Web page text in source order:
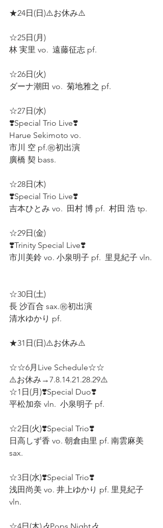
★24日(日)⚠️お休み⚠️
☆25日(月)
林 実里 vo.  遠藤征志 pf.
☆26日(火)
ダーナ潮田 vo.  菊地雅之 pf.
☆27日(水)
❣️Special Trio Live❣️
Harue Sekimoto vo.
市川 空 pf.㊗️初出演
廣橋 契 bass.
☆28日(木)
❣️Special Trio Live❣️
吉本ひとみ vo.  田村 博 pf.  村田 浩 tp.
☆29日(金)
❣️Trinity Special Live❣️
市川美鈴 vo. 小泉明子 pf.  里見紀子 vln.
☆30日(土)
長 沙百合 sax.㊗️初出演
清水ゆかり pf.
★31日(日)⚠️お休み⚠️
☆☆6月Live Schedule☆☆
⚠️お休み→7.8.14.21.28.29⚠️
☆1日(月)❣️Special Duo❣️
平松加奈 vln.  小泉明子 pf.
☆2日(火)❣️Special Trio❣️
日高しず香 vo. 朝倉由里 pf. 南雲麻美
sax.
☆3日(水)❣️Special Trio❣️
浅田尚美 vo. 井上ゆかり pf. 里見紀子
vln.